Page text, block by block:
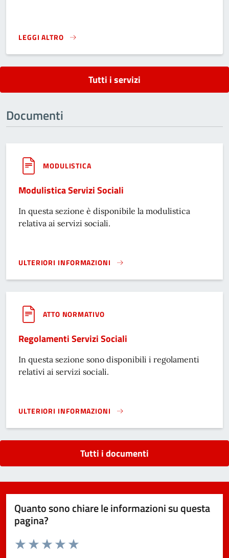
LEGGI ALTRO
RICHIEDERE PERMESSO PER PARCHEGGIO INVALIDI
Tutti i servizi
Documenti
MODULISTICA
Modulistica Servizi Sociali
In questa sezione è disponibile la modulistica
relativa ai servizi sociali.
ULTERIORI INFORMAZIONI
MODULISTICA SERVIZI SOCIALI}
ATTO NORMATIVO
Regolamenti Servizi Sociali
In questa sezione sono disponibili i regolamenti
relativi ai servizi sociali.
ULTERIORI INFORMAZIONI
REGOLAMENTI SERVIZI SOCIALI}
Tutti i documenti
Quanto sono chiare le informazioni su questa
pagina?
Domanda
Valuta da 1 a 5 stelle la pagina